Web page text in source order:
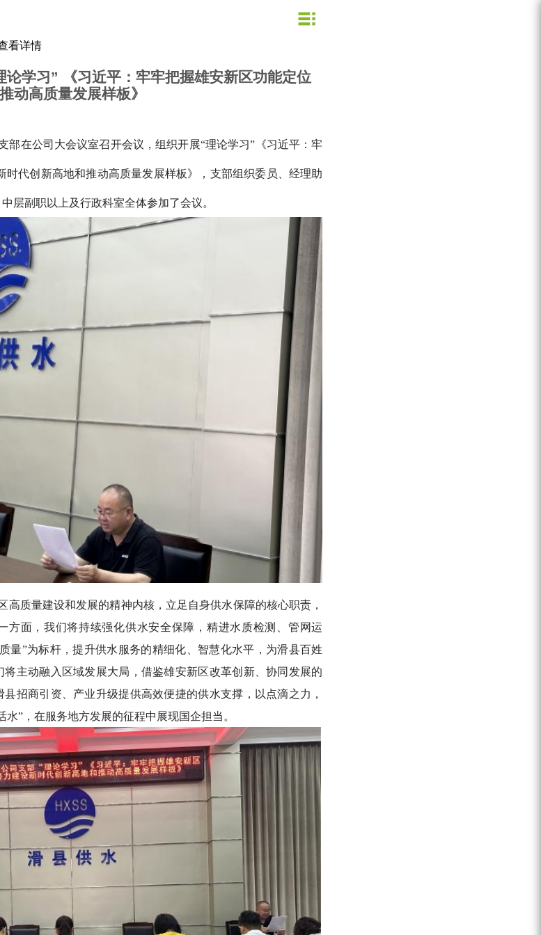
资质荣誉
创新理念
行业动态
公司形象
水质信息
用水小常识
看详情
论学习” 《习近平：牢牢把握雄安新区功能定位
动高质量发展样板》
部在公司大会议室召开会议，组织开展“理论学习” 《习近平：牢
时代创新高地和推动高质量发展样板》 ， 支部组织委员、经理助
中层副职以上及行政科室全体参加了会议。
高质量建设和发展的精神内核，立足自身供水保障的核心职责，
方面，我们将持续强化供水安全保障，精进水质检测、管网运
量”为标杆，提升供水服务的精细化、智慧化水平，为滑县百姓
主动融入区域发展大局，借鉴雄安新区改革创新、协同发展的
招商引资、产业升级提供高效便捷的供水支撑，以点滴之力，
”，在服务地方发展的征程中展现国企担当。